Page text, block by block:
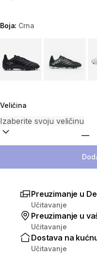
Boja: Crna
Veličina
Preuzimanje u
Učitavanje
Preuzimanje u
Učitavanje
Dostava na
Učitavanje